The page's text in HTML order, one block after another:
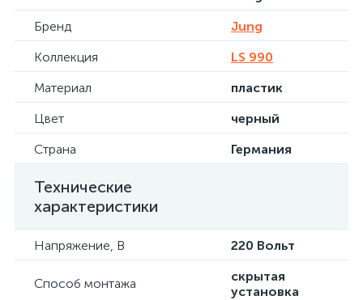
Бренд
Jung
Коллекция
LS 990
Материал
пластик
Цвет
черный
Страна
Германия
Технические
характеристики
Напряжение, В 220 Вольт
Способ монтажа
скрытая
установка